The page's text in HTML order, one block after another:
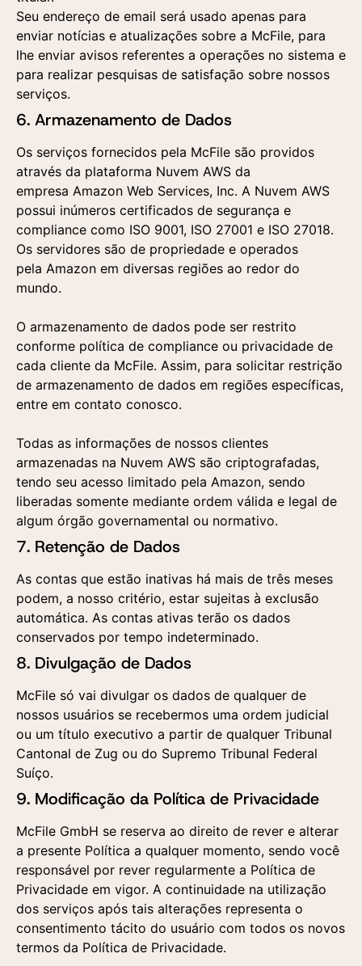
Seu endereço de email será usado apenas para
enviar notícias e atualizações sobre a McFile, para
lhe enviar avisos referentes a operações no sistema e
para realizar pesquisas de satisfação sobre nossos
serviços.
6. Armazenamento de Dados
Os serviços fornecidos pela McFile são providos
através da plataforma Nuvem AWS da
empresa Amazon Web Services, Inc. A Nuvem AWS
possui inúmeros certificados de segurança e
compliance como ISO 9001, ISO 27001 e ISO 27018.
Os servidores são de propriedade e operados
pela Amazon em diversas regiões ao redor do
mundo.
O armazenamento de dados pode ser restrito
conforme política de compliance ou privacidade de
cada cliente da McFile. Assim, para solicitar restrição
de armazenamento de dados em regiões específicas,
entre em contato conosco.
Todas as informações de nossos clientes
armazenadas na Nuvem AWS são criptografadas,
tendo seu acesso limitado pela Amazon, sendo
liberadas somente mediante ordem válida e legal de
algum órgão governamental ou normativo.
7. Retenção de Dados
As contas que estão inativas há mais de três meses
podem, a nosso critério, estar sujeitas à exclusão
automática. As contas ativas terão os dados
conservados por tempo indeterminado.
8. Divulgação de Dados
McFile só vai divulgar os dados de qualquer de
nossos usuários se recebermos uma ordem judicial
ou um título executivo a partir de qualquer Tribunal
Cantonal de Zug ou do Supremo Tribunal Federal
Suíço.
9. Modificação da Política de Privacidade
McFile GmbH se reserva ao direito de rever e alterar
a presente Política a qualquer momento, sendo você
responsável por rever regularmente a Política de
Privacidade em vigor. A continuidade na utilização
dos serviços após tais alterações representa o
consentimento tácito do usuário com todos os novos
termos da Política de Privacidade.